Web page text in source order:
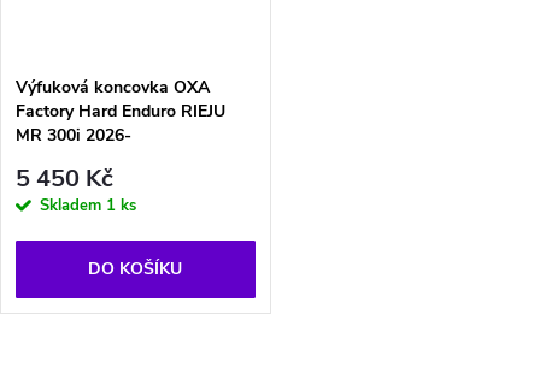
Výfuková koncovka OXA
Factory Hard Enduro RIEJU
MR 300i 2026-
5 450 Kč
Skladem 1 ks
DO KOŠÍKU